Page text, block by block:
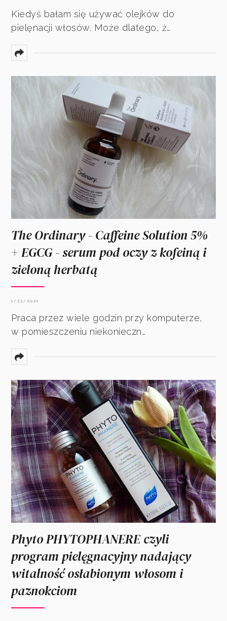
Kiedyś bałam się używać olejków do
pielęnacji włosów. Może dlatego, ż…
The Ordinary - Caffeine Solution 5%
+ EGCG - serum pod oczy z kofeiną i
zieloną herbatą
1/23/2021
Praca przez wiele godzin przy komputerze,
w pomieszczeniu niekonieczn…
Phyto PHYTOPHANERE czyli
program pielęgnacyjny nadający
witalność osłabionym włosom i
paznokciom